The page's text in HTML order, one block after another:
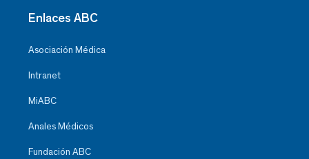
Enlaces ABC
Asociación Médica
Intranet
MiABC
Anales Médicos
Fundación ABC